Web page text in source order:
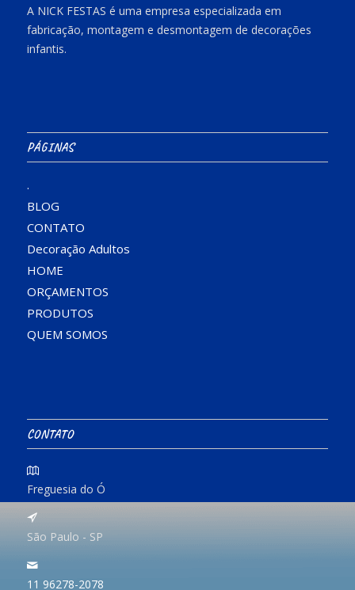
A NICK FESTAS é uma empresa especializada em
fabricação, montagem e desmontagem de decorações
infantis.
PÁGINAS
.
BLOG
CONTATO
Decoração Adultos
HOME
ORÇAMENTOS
PRODUTOS
QUEM SOMOS
CONTATO
Freguesia do Ó
São Paulo - SP
11 96278-2078